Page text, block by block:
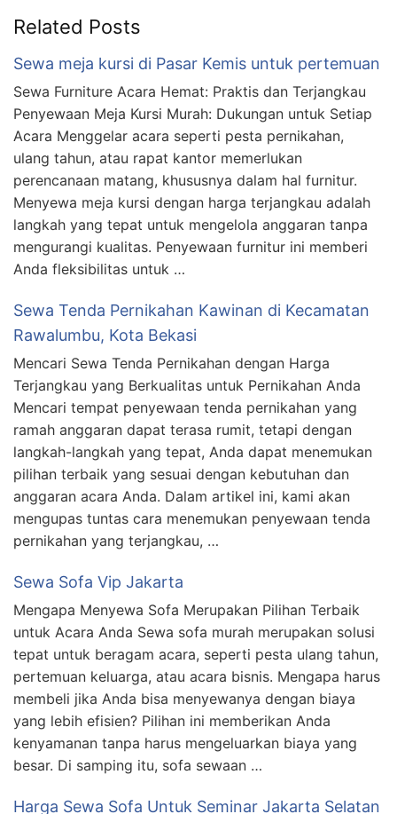
Related Posts
Sewa meja kursi di Pasar Kemis untuk pertemuan
Sewa Furniture Acara Hemat: Praktis dan Terjangkau
Penyewaan Meja Kursi Murah: Dukungan untuk Setiap
Acara Menggelar acara seperti pesta pernikahan,
ulang tahun, atau rapat kantor memerlukan
perencanaan matang, khususnya dalam hal furnitur.
Menyewa meja kursi dengan harga terjangkau adalah
langkah yang tepat untuk mengelola anggaran tanpa
mengurangi kualitas. Penyewaan furnitur ini memberi
Anda fleksibilitas untuk …
Sewa Tenda Pernikahan Kawinan di Kecamatan
Rawalumbu, Kota Bekasi
Mencari Sewa Tenda Pernikahan dengan Harga
Terjangkau yang Berkualitas untuk Pernikahan Anda
Mencari tempat penyewaan tenda pernikahan yang
ramah anggaran dapat terasa rumit, tetapi dengan
langkah-langkah yang tepat, Anda dapat menemukan
pilihan terbaik yang sesuai dengan kebutuhan dan
anggaran acara Anda. Dalam artikel ini, kami akan
mengupas tuntas cara menemukan penyewaan tenda
pernikahan yang terjangkau, …
Sewa Sofa Vip Jakarta
Mengapa Menyewa Sofa Merupakan Pilihan Terbaik
untuk Acara Anda Sewa sofa murah merupakan solusi
tepat untuk beragam acara, seperti pesta ulang tahun,
pertemuan keluarga, atau acara bisnis. Mengapa harus
membeli jika Anda bisa menyewanya dengan biaya
yang lebih efisien? Pilihan ini memberikan Anda
kenyamanan tanpa harus mengeluarkan biaya yang
besar. Di samping itu, sofa sewaan …
Harga Sewa Sofa Untuk Seminar Jakarta Selatan